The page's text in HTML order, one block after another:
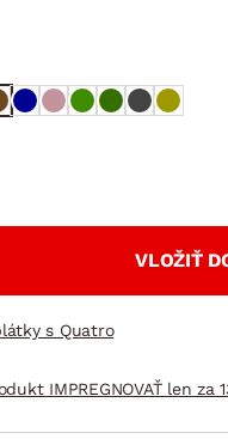
VLOŽIŤ
s Quatro
IMPREGNOVAŤ len za